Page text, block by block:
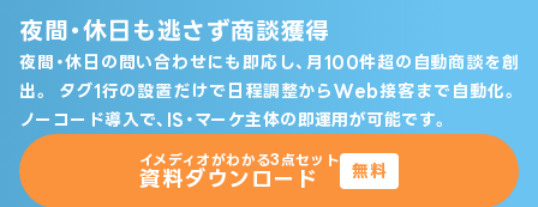
夜間・休日も逃さず商談獲得
夜間・休日の問い合わせにも即応し、月100件超の自動商談を創
出。
タグ1行の設置だけで日程調整からWeb接客まで自動化。
ノーコード導入で、IS・マーケ主体の即運用が可能です。
イメディオがわかる3点セット
資料ダウンロード 無料